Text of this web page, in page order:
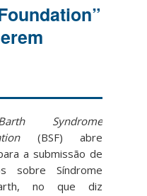
Syndrome
(BSF) abre
a submissão de
sobre Síndrome
no que diz